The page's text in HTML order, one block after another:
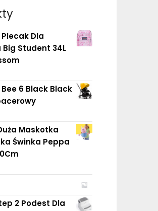
Dla
Student 34L
6 Black Black
Maskotka
Świnka Peppa
2 Podest Dla